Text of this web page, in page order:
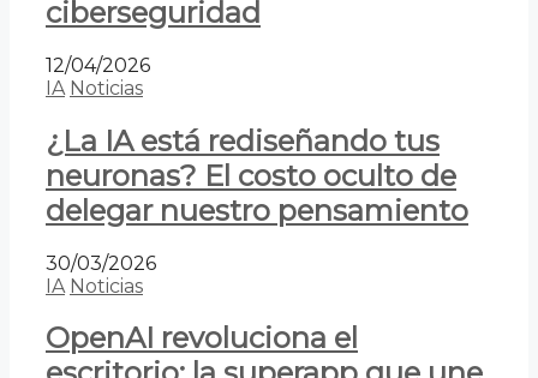
ciberseguridad
12/04/2026
IA Noticias
¿La IA está rediseñando tus
neuronas? El costo oculto de
delegar nuestro pensamiento
30/03/2026
IA Noticias
OpenAI revoluciona el